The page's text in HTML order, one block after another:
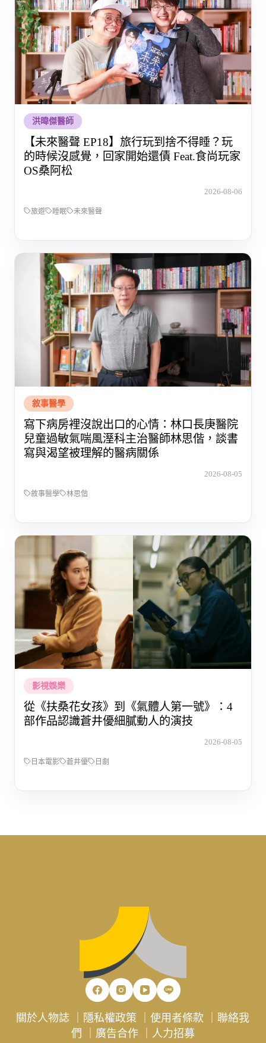
洪暐傑醫師
【未來醫聲 EP18】旅行玩到捨不得睡？玩
的時候沒感覺，回家開始還債 Feat.食尚玩家
OS桑阿松
2026-08-06
旅遊 睡眠 未來醫聲
敘事醫學
寫下病房裡沒說出口的心情：林口長庚醫院
兒童過敏氣喘風溼科主治醫師林思偕，談書
寫與渴望被理解的醫病關係
2026-08-05
敘事醫學 林思偕
影視娛樂
從《扶桑花女孩》到《氣體人第一號》：4
部作品認識蒼井優細膩動人的演技
2026-08-05
日本電影 蒼井優 日劇
關於人物誌 隱私權政策 ｜使用者條款 ｜聯絡我
們
廣告合作｜ 人力招募